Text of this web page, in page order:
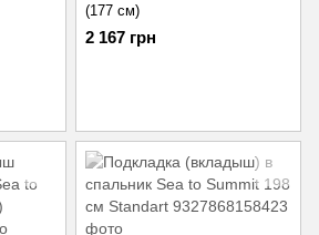
(177 см)
2 167 грн